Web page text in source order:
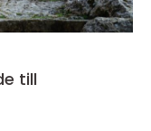
till